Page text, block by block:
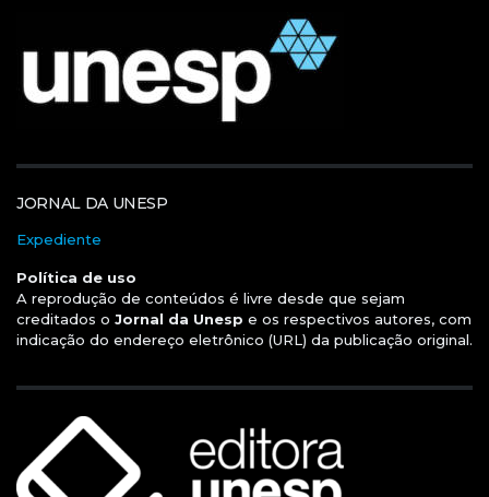
JORNAL DA UNESP
Expediente
Política de uso
A reprodução de conteúdos é livre desde que sejam
creditados o Jornal da Unesp e os respectivos autores, com
indicação do endereço eletrônico (URL) da publicação original.